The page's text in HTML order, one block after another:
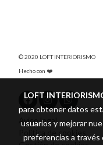
© 2020 LOFT INTERIORISMO
Hecho con ❤️
Aviso legal
Política de cookies
LOFT
para obtener datos
usuarios y mejorar
preferencias a través